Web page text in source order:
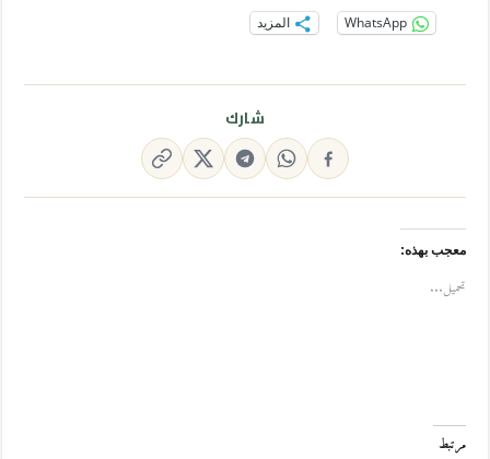
WhatsApp المزيد
شارك
معجب بهذه:
تحميل...
مرتبط